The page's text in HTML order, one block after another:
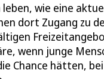
wie eine
dort Zugang zu
wenn junge
Chance hätten,